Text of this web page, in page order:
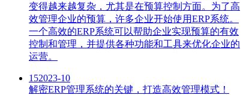
变得越来越复杂，尤其是在预算控制方面。为了高
效管理企业的预算，许多企业开始使用ERP系统。
一个高效的ERP系统可以帮助企业实现预算的有效
控制和管理，并提供各种功能和工具来优化企业的
运营。
152023-10
解密ERP管理系统的关键，打造高效管理模式！